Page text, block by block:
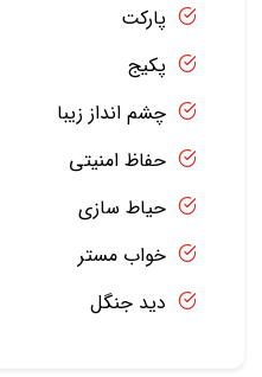
پارکت
پکیج
چشم انداز زیبا
حفاظ امنیتی
حیاط سازی
خواب مستر
دید جنگل